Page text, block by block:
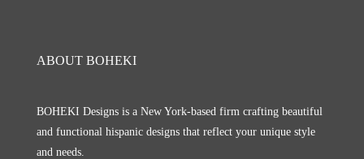
ABOUT BOHEKI
BOHEKI Designs is a New York-based firm crafting beautiful
and functional hispanic designs that reflect your unique style
and needs.